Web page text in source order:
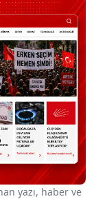
yazı, haber ve